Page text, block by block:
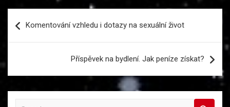
proKomentování vzhledu i dotazy na sexuální život
Příspěvek na bydlení. Jak peníze získat?